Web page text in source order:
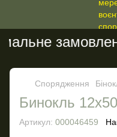
Спорядження
Бинокль
Артикул: 000046459